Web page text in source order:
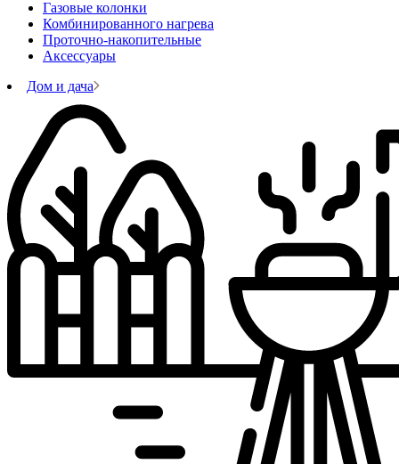
Газовые колонки
Комбинированного нагрева
Проточно-накопительные
Аксессуары
Дом и дача